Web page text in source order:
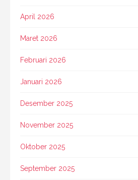
April 2026
Maret 2026
Februari 2026
Januari 2026
Desember 2025
November 2025
Oktober 2025
September 2025